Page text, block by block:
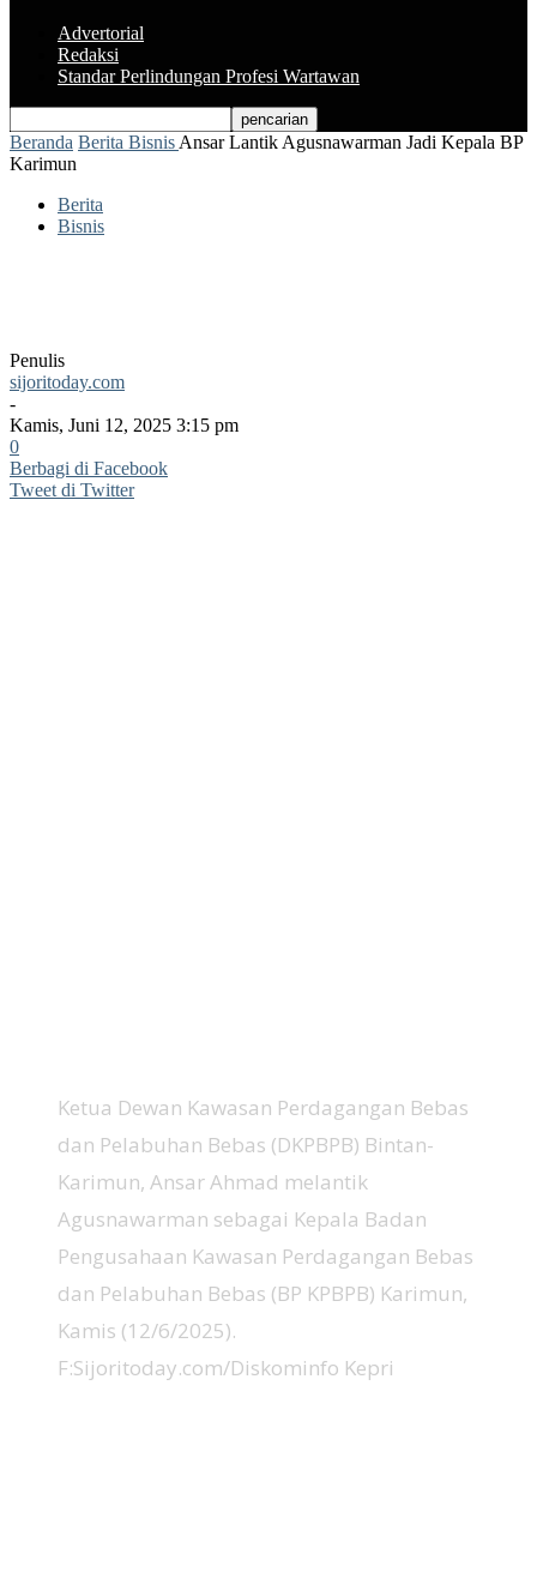
Advertorial
Redaksi
Standar Perlindungan Profesi Wartawan
Beranda Berita Bisnis Ansar Lantik Agusnawarman Jadi Kepala BP
Karimun
Berita
Bisnis
Penulis
sijoritoday.com
-
Kamis, Juni 12, 2025 3:15 pm
0
Berbagi di Facebook
Tweet di Twitter
Ketua Dewan Kawasan Perdagangan Bebas
dan Pelabuhan Bebas (DKPBPB) Bintan-
Karimun, Ansar Ahmad melantik
Agusnawarman sebagai Kepala Badan
Pengusahaan Kawasan Perdagangan Bebas
dan Pelabuhan Bebas (BP KPBPB) Karimun,
Kamis (12/6/2025).
F:Sijoritoday.com/Diskominfo Kepri